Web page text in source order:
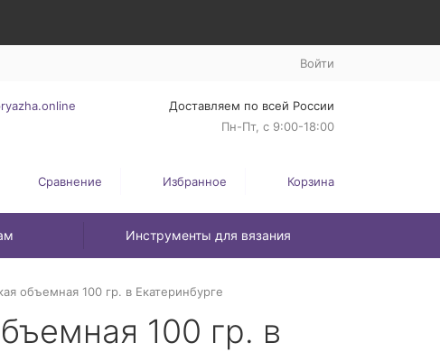
Войти
Доставляем по всей России
Пн-Пт, с 9:00-18:00
Сравнение Избранное Корзина
Инструменты для вязания
объемная 100 гр. в Екатеринбурге
100 гр. в